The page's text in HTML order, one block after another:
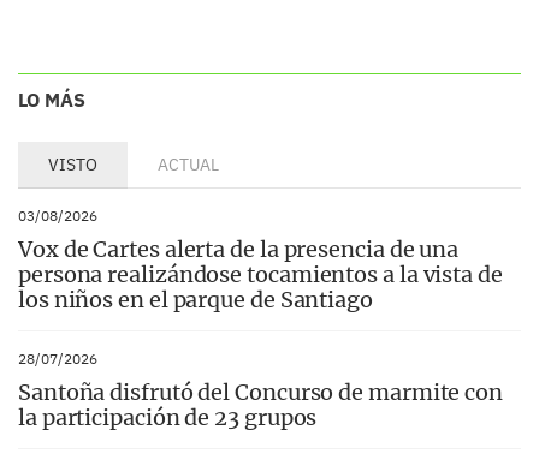
LO MÁS
VISTO ACTUAL
03/08/2026
Vox de Cartes alerta de la presencia de una
persona realizándose tocamientos a la vista de
los niños en el parque de Santiago
28/07/2026
Santoña disfrutó del Concurso de marmite con
la participación de 23 grupos